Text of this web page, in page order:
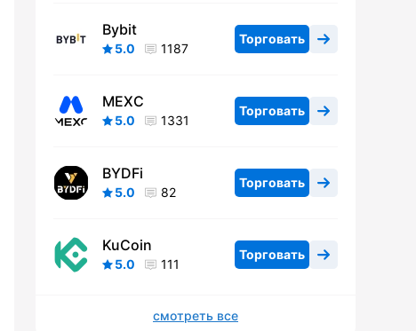
Bybit
5.0 1187
Торговать
MEXC
5.0 1331
Торговать
BYDFi
5.0 82
Торговать
KuCoin
5.0 111
Торговать
смотреть все